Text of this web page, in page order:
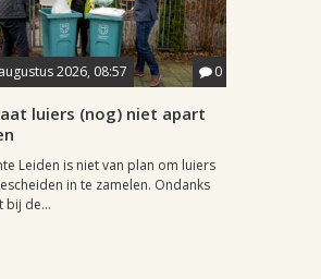
2026, 08:57 0
luiers (nog) niet apart
Leiden is niet van plan om luiers
in te zamelen. Ondanks
bij de...